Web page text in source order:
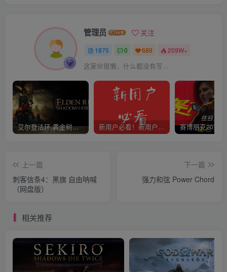
管理员 关注
1875 0 689 209W+
这家伙很懒，什么都没有写...
艾尔登法环 黄金树幽影 新用户必看！新用户必看！新用户必看！！！
上一篇
刺客信条4：黑旗 自由呐喊
（网盘版）
下一篇
强力和弦 Power Chord
相关推荐